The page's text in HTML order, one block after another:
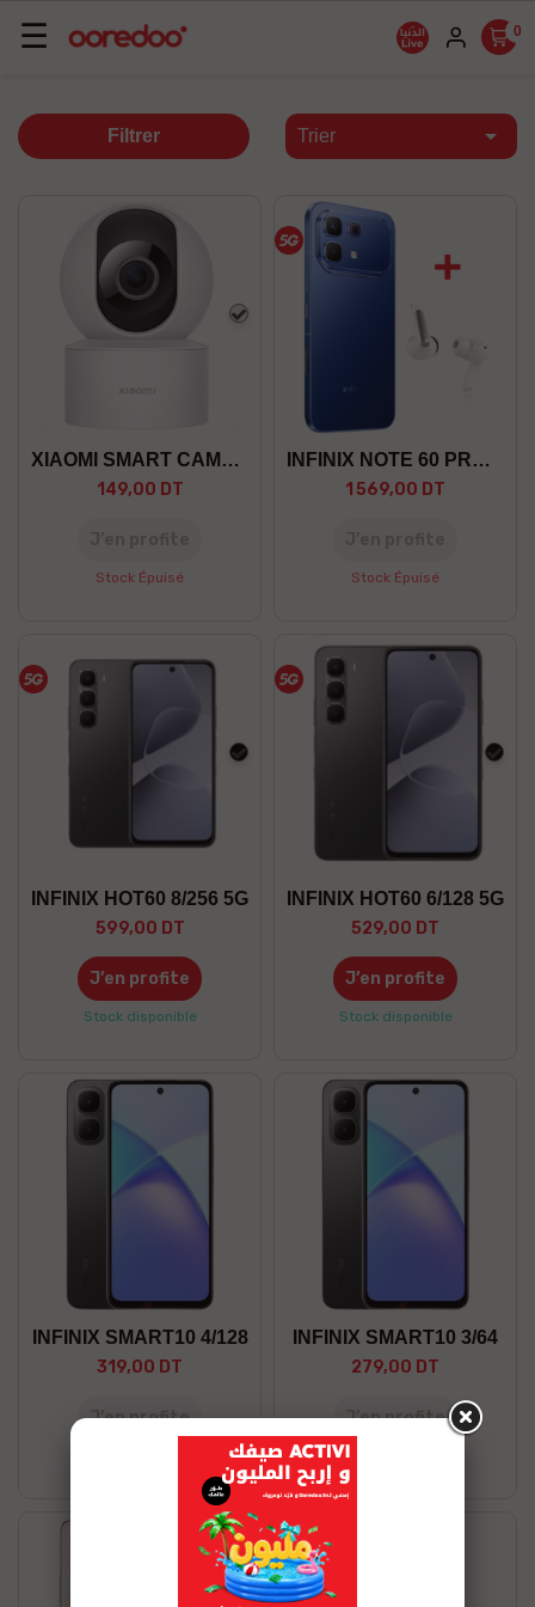
Basculer
☰ 0
Filtrer Trier 
XIAOMI SMART CAMERA C200
149,00 DT
Blanc
Stock Épuisé
INFINIX NOTE 60 PRO 12/256 5G
1 569,00 DT
Stock Épuisé
INFINIX HOT60 8/256 5G
599,00 DT
Noir
J’en profite
Stock disponible
INFINIX HOT60 6/128 5G
529,00 DT
Noir
J’en profite
Stock disponible
INFINIX SMART10 4/128
319,00 DT
J’en profite
INFINIX SMART10 3/64
279,00 DT
J’en profite